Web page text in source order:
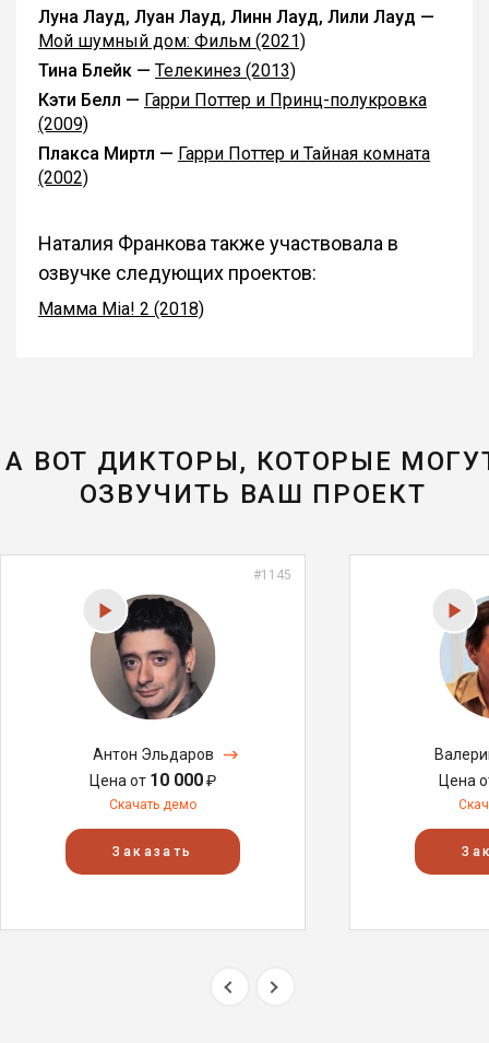
Луна Лауд, Луан Лауд, Линн Лауд, Лили Лауд —
Мой шумный дом: Фильм (2021)
Тина Блейк — Телекинез (2013)
Кэти Белл — Гарри Поттер и Принц-полукровка
(2009)
Плакса Миртл — Гарри Поттер и Тайная комната
(2002)
Наталия Франкова также участвовала в
озвучке следующих проектов:
Мамма Mia! 2 (2018)
А ВОТ ДИКТОРЫ, КОТОРЫЕ
ОЗВУЧИТЬ ВАШ ПРОЕКТ
#1145
Антон Эльдаров
Цена от 10 000₽
Скачать демо
Заказать
Цена